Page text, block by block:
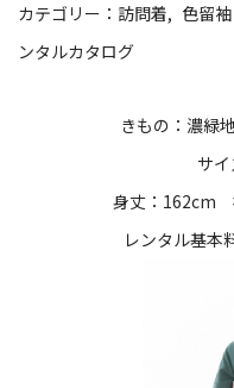
カテゴリー： 訪問着 色留袖
ンタルカタログ
きもの：濃緑
サ
身丈：162cm
レンタル基本